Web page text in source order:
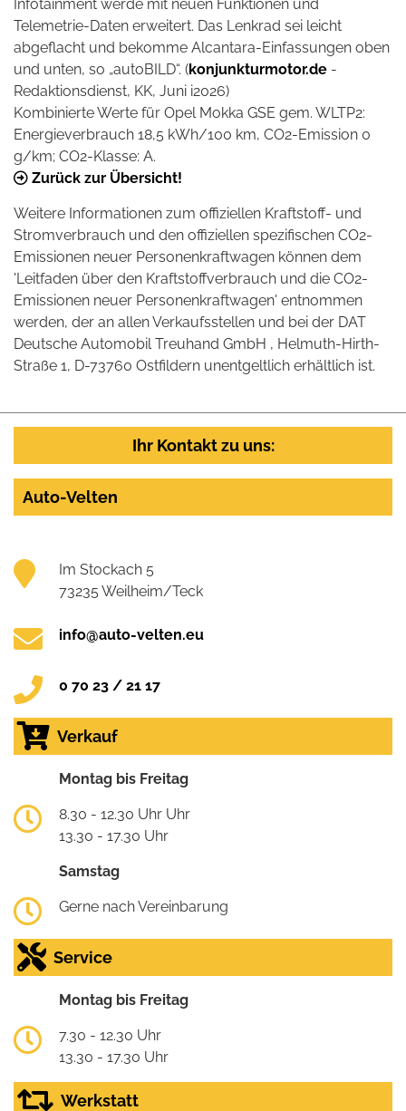
Infotainment werde mit neuen Funktionen und
Telemetrie-Daten erweitert. Das Lenkrad sei leicht
abgeflacht und bekomme Alcantara-Einfassungen oben
und unten, so „autoBILD“. (konjunkturmotor.de -
Redaktionsdienst, KK, Juni i2026)
Kombinierte Werte für Opel Mokka GSE gem. WLTP2:
Energieverbrauch 18,5 kWh/100 km, CO2-Emission 0
g/km; CO2-Klasse: A.
Zurück zur Übersicht!
Weitere Informationen zum offiziellen Kraftstoff- und
Stromverbrauch und den offiziellen spezifischen CO2-
Emissionen neuer Personenkraftwagen können dem
'Leitfaden über den Kraftstoffverbrauch und die CO2-
Emissionen neuer Personenkraftwagen' entnommen
werden, der an allen Verkaufsstellen und bei der DAT
Deutsche Automobil Treuhand GmbH , Helmuth-Hirth-
Straße 1, D-73760 Ostfildern unentgeltlich erhältlich ist.
Ihr Kontakt zu uns:
Auto-Velten
Im Stockach 5
73235 Weilheim/Teck
info@auto-velten.eu
0 70 23 / 21 17
Verkauf
Montag bis Freitag
8.30 - 12.30 Uhr Uhr
13.30 - 17.30 Uhr
Samstag
Gerne nach Vereinbarung
Service
Montag bis Freitag
7.30 - 12.30 Uhr
13.30 - 17.30 Uhr
Werkstatt